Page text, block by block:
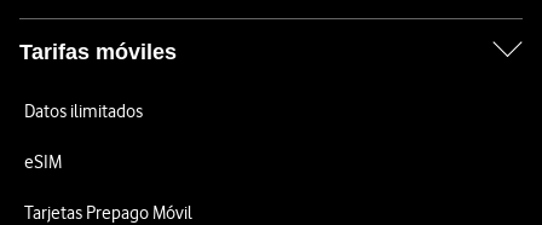
Tarifas móviles
Datos ilimitados
eSIM
Tarjetas Prepago Móvil